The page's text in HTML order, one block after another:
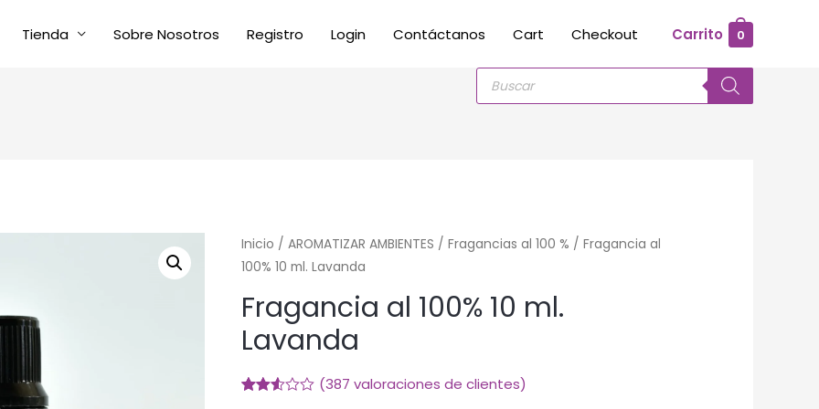
Tienda Sobre Nosotros Registro Login Contáctanos Cart Checkout Carrito 0
Búsqueda
productos
Inicio / AROMATIZAR AMBIENTES / Fragancias al 100 % / Fragancia al
100% 10 ml. Lavanda
Fragancia al 100% 10 ml.
Lavanda
(387 valoraciones de clientes)